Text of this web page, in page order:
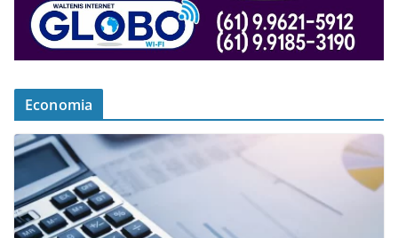
Economia